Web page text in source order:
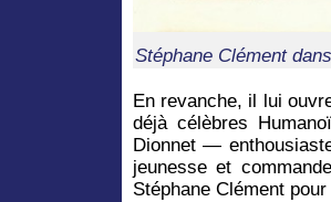
Stéphane Clément
En revanche, il lui
déjà célèbres
Dionnet —
jeunesse et
Stéphane Clément pour